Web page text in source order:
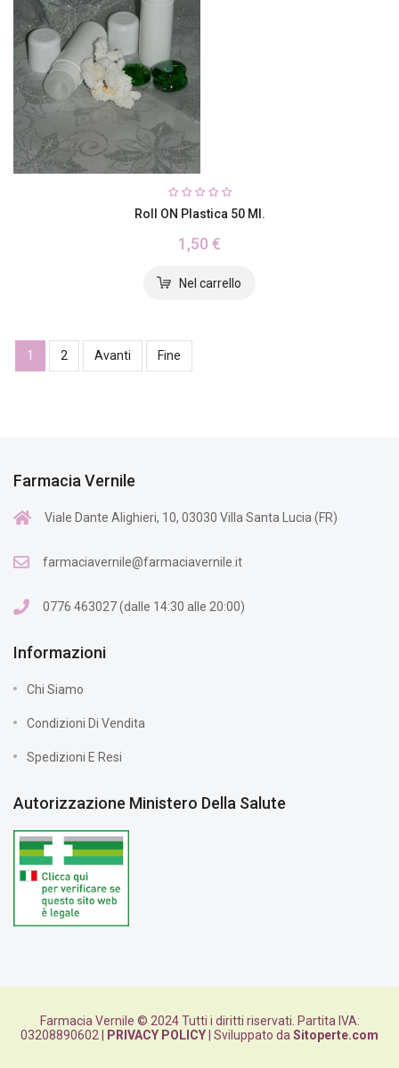
Roll ON Plastica 50 Ml.
1,50 €
1 2 Avanti Fine
Farmacia Vernile
Viale Dante Alighieri, 10, 03030 Villa Santa Lucia (FR)
farmaciavernile@farmaciavernile.it
0776 463027 (dalle 14:30 alle 20:00)
Informazioni
Chi Siamo
Condizioni Di Vendita
Spedizioni E Resi
Autorizzazione Ministero Della Salute
Farmacia Vernile © 2024 Tutti i diritti riservati. Partita IVA:
03208890602 |
PRIVACY POLICY | Sviluppato daSitoperte.com